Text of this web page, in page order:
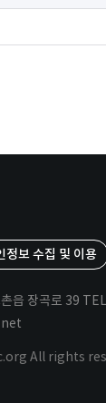
정보 수집 및 이용
읍 장곡로 39
All rights